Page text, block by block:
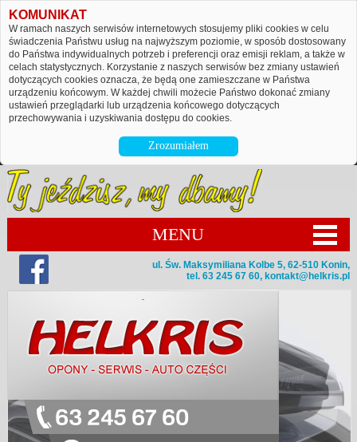
KOMUNIKAT
W ramach naszych serwisów internetowych stosujemy pliki cookies w celu
świadczenia Państwu usług na najwyższym poziomie, w sposób dostosowany
do Państwa indywidualnych potrzeb i preferencji oraz emisji reklam, a także w
celach statystycznych. Korzystanie z naszych serwisów bez zmiany ustawień
dotyczących cookies oznacza, że będą one zamieszczane w Państwa
urządzeniu końcowym. W każdej chwili możecie Państwo dokonać zmiany
ustawień przeglądarki lub urządzenia końcowego dotyczących
przechowywania i uzyskiwania dostępu do cookies.
Zrozumiałem
MENU
ul. Św. Maksymiliana Kolbe 5, 62-510 Konin,
tel. 63 245 67 60, kontakt@helkris.pl
63 245 67 60